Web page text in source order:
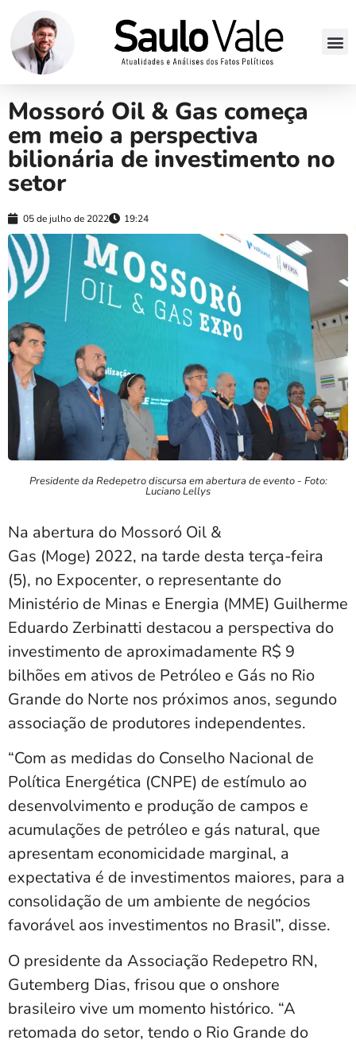
Mossoró Oil & Gas começa
em meio a perspectiva
bilionária de investimento no
setor
05 de julho de 2022 19:24
Presidente da Redepetro discursa em abertura de evento - Foto:
Luciano Lellys
Na abertura do Mossoró Oil &
Gas (Moge) 2022, na tarde desta terça-feira
(5), no Expocenter, o representante do
Ministério de Minas e Energia (MME) Guilherme
Eduardo Zerbinatti destacou a perspectiva do
investimento de aproximadamente R$ 9
bilhões em ativos de Petróleo e Gás no Rio
Grande do Norte nos próximos anos, segundo
associação de produtores independentes.
“Com as medidas do Conselho Nacional de
Política Energética (CNPE) de estímulo ao
desenvolvimento e produção de campos e
acumulações de petróleo e gás natural, que
apresentam economicidade marginal, a
expectativa é de investimentos maiores, para a
consolidação de um ambiente de negócios
favorável aos investimentos no Brasil”, disse.
O presidente da Associação Redepetro RN,
Gutemberg Dias, frisou que o onshore
brasileiro vive um momento histórico. “A
retomada do setor, tendo o Rio Grande do